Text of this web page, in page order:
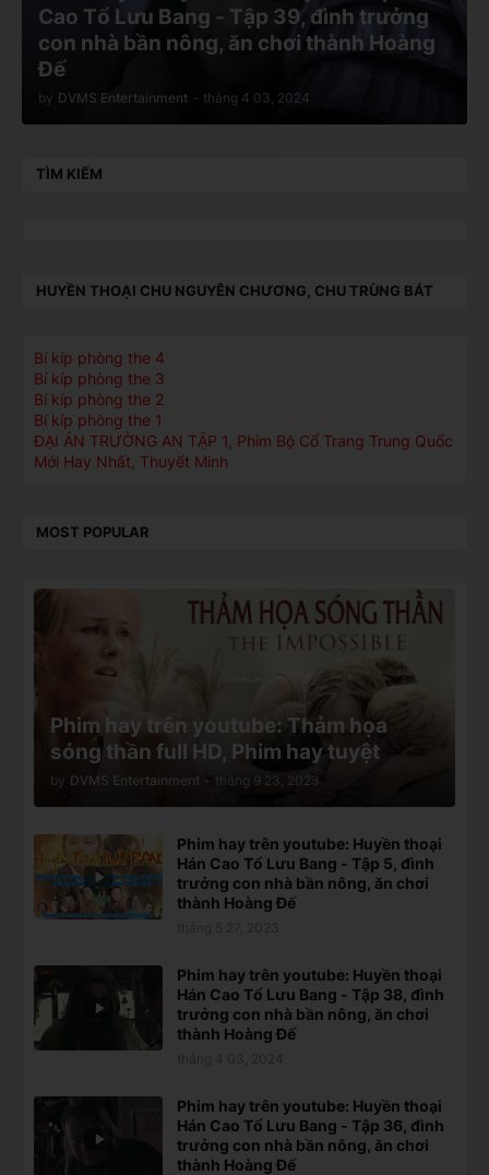
Cao Tổ Lưu Bang - Tập 39, đình trưởng
con nhà bần nông, ăn chơi thành Hoàng
Đế
by DVMS Entertainment - tháng 4 03, 2024
TÌM KIẾM
HUYỀN THOẠI CHU NGUYÊN CHƯƠNG, CHU TRÙNG BÁT
Bí kíp phòng the 4
Bí kíp phòng the 3
Bí kíp phòng the 2
Bí kíp phòng the 1
ĐẠI ÁN TRƯỜNG AN TẬP 1, Phim Bộ Cổ Trang Trung Quốc
Mới Hay Nhất, Thuyết Minh
MOST POPULAR
Phim hay trên youtube: Thảm họa
sóng thần full HD, Phim hay tuyệt
by DVMS Entertainment - tháng 9 23, 2023
Phim hay trên youtube: Huyền thoại
Hán Cao Tổ Lưu Bang - Tập 5, đình
trưởng con nhà bần nông, ăn chơi
thành Hoàng Đế
Phim hay trên youtube: Huyền thoại
Hán Cao Tổ Lưu Bang - Tập 38, đình
trưởng con nhà bần nông, ăn chơi
thành Hoàng Đế
Phim hay trên youtube: Huyền thoại
Hán Cao Tổ Lưu Bang - Tập 36, đình
trưởng con nhà bần nông, ăn chơi
thành Hoàng Đế